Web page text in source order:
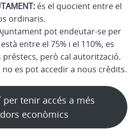
és el quocient entre el
ordinaris.
pot endeutar-se per
entre el 75% i el 110%, es
però cal autorització.
no es pot accedir a nous crèdits.
per tenir accés a més
econòmics